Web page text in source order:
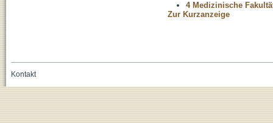
4 Medizinische
Zur Kurzanzeige
Kontakt